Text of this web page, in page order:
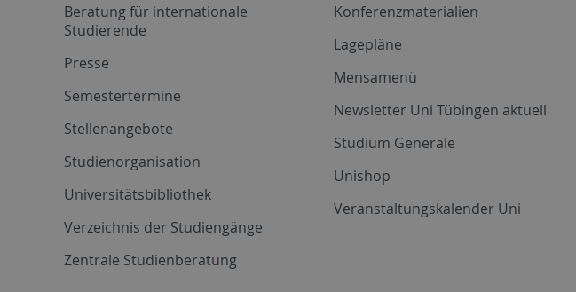
Beratung für internationale
Studierende
Presse
Semestertermine
Stellenangebote
Studienorganisation
Universitätsbibliothek
Verzeichnis der Studiengänge
Zentrale Studienberatung
Konferenzmaterialien
Lagepläne
Mensamenü
Newsletter Uni Tübingen aktuell
Studium Generale
Unishop
Veranstaltungskalender Uni